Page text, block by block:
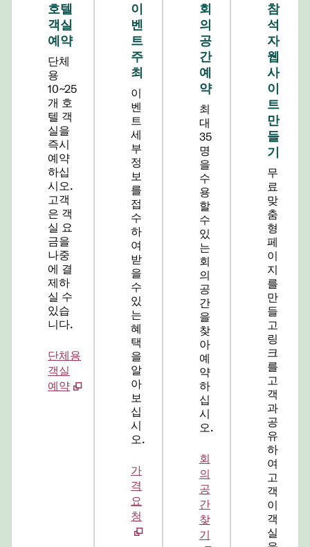
호텔
객실
예약
단체
용
10~25
개 호
텔 객
실을
즉시
예약
하십
시오.
고객
은 객
실 요
금을
나중
에 결
제하
실 수
있습
니다.
단체용
객실
예약
이
벤
트
주
최
이
벤
트
세
부
정
보
를
접
수
하
여
받
을
수
있
는
혜
택
을
알
아
보
십
시
오.
가
격
요
청
회
의
공
간
예
약
최
대
35
명
을
수
용
할
수
있
는
회
의
공
간
을
찾
아
예
약
하
십
시
오.
회
의
공
간
찾
기
참
석
자
웹
사
이
트
만
들
기
무
료
맞
춤
형
페
이
지
를
만
들
고
링
크
를
고
객
과
공
유
하
여
고
객
이
객
실